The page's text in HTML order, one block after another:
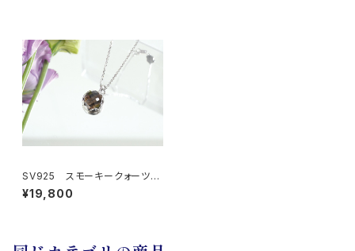
SV925 スモーキークォーツ
ネックレス
¥19,800